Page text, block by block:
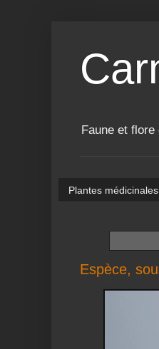
Faune et
Plantes médicinales
Espèce,